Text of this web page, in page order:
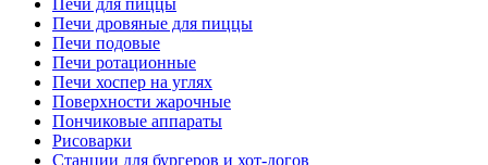
Печи для пиццы
Печи дровяные для пиццы
Печи подовые
Печи ротационные
Печи хоспер на углях
Поверхности жарочные
Пончиковые аппараты
Рисоварки
Станции для бургеров и хот-догов